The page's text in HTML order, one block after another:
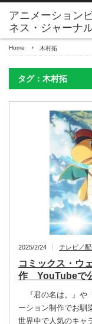
アニメーション
ネス・ジャーナ
Home 木村拓
タグ：木村拓
2025/2/24 テレビ／
コミックス・ウ
作 YouTubeで
『君の名は。』や
ーション制作でお馴
世界中で人気のキャ